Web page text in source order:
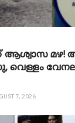
മഴ!
വെള്ളം
7, 2026